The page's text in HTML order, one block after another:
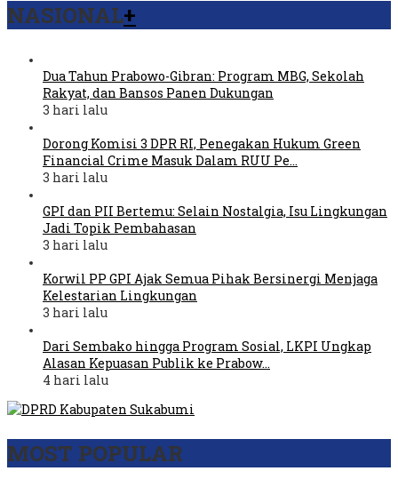
NASIONAL+
Dua Tahun Prabowo-Gibran: Program MBG, Sekolah
Rakyat, dan Bansos Panen Dukungan
3 hari lalu
Dorong Komisi 3 DPR RI, Penegakan Hukum Green
Financial Crime Masuk Dalam RUU Pe…
3 hari lalu
GPI dan PII Bertemu: Selain Nostalgia, Isu Lingkungan
Jadi Topik Pembahasan
3 hari lalu
Korwil PP GPI Ajak Semua Pihak Bersinergi Menjaga
Kelestarian Lingkungan
3 hari lalu
Dari Sembako hingga Program Sosial, LKPI Ungkap
Alasan Kepuasan Publik ke Prabow…
4 hari lalu
MOST POPULAR